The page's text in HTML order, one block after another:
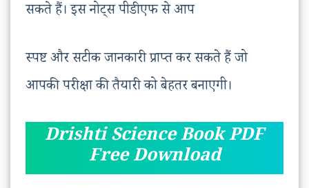
सकते हैं। इस नोट्स पीडीएफ से आप
स्पष्ट और सटीक जानकारी प्राप्त कर सकते हैं जो
आपकी परीक्षा की तैयारी को बेहतर बनाएगी।
Drishti Science Book PDF
Free Download